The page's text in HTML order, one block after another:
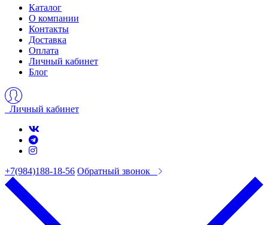
Каталог
О компании
Контакты
Доставка
Оплата
Личный кабинет
Блог
Личный кабинет
+7(984)188-18-56 Обратный звонок